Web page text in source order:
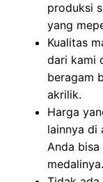
produksi
yang
Kualitas
dari kami
beragam
akrilik.
Harga
lainnya di
Anda
medalinya.